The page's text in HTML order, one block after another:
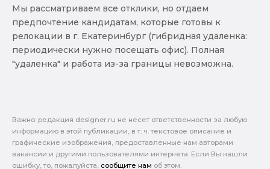
Мы рассматриваем все отклики, но отдаем
предпочтение кандидатам, которые готовы к
релокации в г. Екатеринбург (гибридная удаленка:
периодически нужно посещать офис). Полная
"удаленка" и работа из-за границы невозможна.
Важно: pедакция designer.ru не несет ответственности за любую
информацию в этой публикации, в т. ч. текстовое описание и
графические изображения, предоставленные нам авторами
вакансии и другими пользователями интернета. Если Вы нашли
ошибку, то, пожалуйста, сообщите нам об этом.